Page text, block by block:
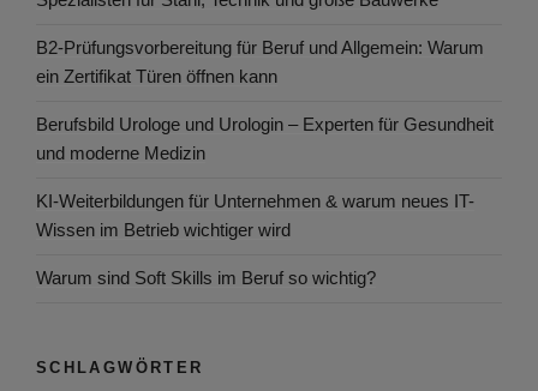
B2-Prüfungsvorbereitung für Beruf und Allgemein: Warum
ein Zertifikat Türen öffnen kann
Berufsbild Urologe und Urologin – Experten für Gesundheit
und moderne Medizin
KI-Weiterbildungen für Unternehmen & warum neues IT-
Wissen im Betrieb wichtiger wird
Warum sind Soft Skills im Beruf so wichtig?
SCHLAGWÖRTER